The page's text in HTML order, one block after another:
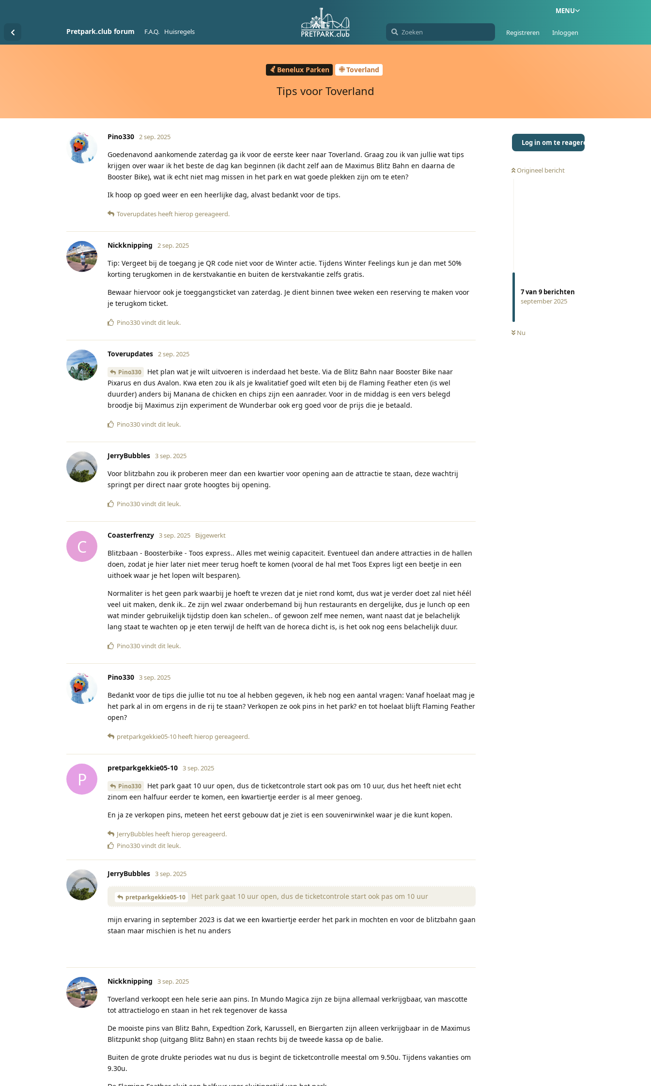
MENU
Pretpark.club forum F.A.Q. Huisregels Registreren Inloggen
Benelux Parken Toverland
Tips voor Toverland
Log in om te reageren
Origineel bericht
7van 9 berichten
september 2025
Nu
Pino330 2 sep. 2025
Goedenavond aankomende zaterdag ga ik voor de eerste keer naar Toverland. Graag zou ik van jullie wat tips
krijgen over waar ik het beste de dag kan beginnen (ik dacht zelf aan de Maximus Blitz Bahn en daarna de
Booster Bike), wat ik echt niet mag missen in het park en wat goede plekken zijn om te eten?
Ik hoop op goed weer en een heerlijke dag, alvast bedankt voor de tips.
Toverupdates heeft hierop gereageerd.
Nickknipping 2 sep. 2025
Tip: Vergeet bij de toegang je QR code niet voor de Winter actie. Tijdens Winter Feelings kun je dan met 50%
korting terugkomen in de kerstvakantie en buiten de kerstvakantie zelfs gratis.
Bewaar hiervoor ook je toeggangsticket van zaterdag. Je dient binnen twee weken een reserving te maken voor
je terugkom ticket.
Pino330vindt dit leuk.
Toverupdates 2 sep. 2025
Pino330
Het plan wat je wilt uitvoeren is inderdaad het beste. Via de Blitz Bahn naar Booster Bike naar
Pixarus en dus Avalon. Kwa eten zou ik als je kwalitatief goed wilt eten bij de Flaming Feather eten (is wel
duurder) anders bij Manana de chicken en chips zijn een aanrader. Voor in de middag is een vers belegd
broodje bij Maximus zijn experiment de Wunderbar ook erg goed voor de prijs die je betaald.
Pino330vindt dit leuk.
JerryBubbles 3 sep. 2025
Voor blitzbahn zou ik proberen meer dan een kwartier voor opening aan de attractie te staan, deze wachtrij
springt per direct naar grote hoogtes bij opening.
Pino330vindt dit leuk.
C
Coasterfrenzy 3 sep. 2025 Bijgewerkt
Blitzbaan - Boosterbike - Toos express.. Alles met weinig capaciteit. Eventueel dan andere attracties in de hallen
doen, zodat je hier later niet meer terug hoeft te komen (vooral de hal met Toos Expres ligt een beetje in een
uithoek waar je het lopen wilt besparen).
Normaliter is het geen park waarbij je hoeft te vrezen dat je niet rond komt, dus wat je verder doet zal niet héél
veel uit maken, denk ik.. Ze zijn wel zwaar onderbemand bij hun restaurants en dergelijke, dus je lunch op een
wat minder gebruikelijk tijdstip doen kan schelen.. of gewoon zelf mee nemen, want naast dat je belachelijk
lang staat te wachten op je eten terwijl de helft van de horeca dicht is, is het ook nog eens belachelijk duur.
Pino330vindt dit leuk.
Pino330 3 sep. 2025
Bedankt voor de tips die jullie tot nu toe al hebben gegeven, ik heb nog een aantal vragen: Vanaf hoelaat mag je
het park al in om ergens in de rij te staan? Verkopen ze ook pins in het park? en tot hoelaat blijft Flaming Feather
open?
pretparkgekkie05-10 heeft hierop gereageerd.
P
pretparkgekkie05-10 3 sep. 2025
Pino330
Het park gaat 10 uur open, dus de ticketcontrole start ook pas om 10 uur, dus het heeft niet echt
zinom een halfuur eerder te komen, een kwartiertje eerder is al meer genoeg.
En ja ze verkopen pins, meteen het eerst gebouw dat je ziet is een souvenirwinkel waar je die kunt kopen.
JerryBubbles heeft hierop gereageerd.
Pino330vindt dit leuk.
JerryBubbles 3 sep. 2025
pretparkgekkie05-10 Het park gaat 10 uur open, dus de ticketcontrole start ook pas om 10 uur
mijn ervaring in september 2023 is dat we een kwartiertje eerder het park in mochten en voor de blitzbahn gaan
staan maar mischien is het nu anders
Nickknipping 3 sep. 2025
Toverland verkoopt een hele serie aan pins. In Mundo Magica zijn ze bijna allemaal verkrijgbaar, van mascotte
tot attractielogo en staan in het rek tegenover de kassa
De mooiste pins van Blitz Bahn, Expedtion Zork, Karussell, en Biergarten zijn alleen verkrijgbaar in de Maximus
Blitzpunkt shop (uitgang Blitz Bahn) en staan rechts bij de tweede kassa op de balie.
Buiten de grote drukte periodes wat nu dus is begint de ticketcontrolle meestal om 9.50u. Tijdens vakanties om
9.30u.